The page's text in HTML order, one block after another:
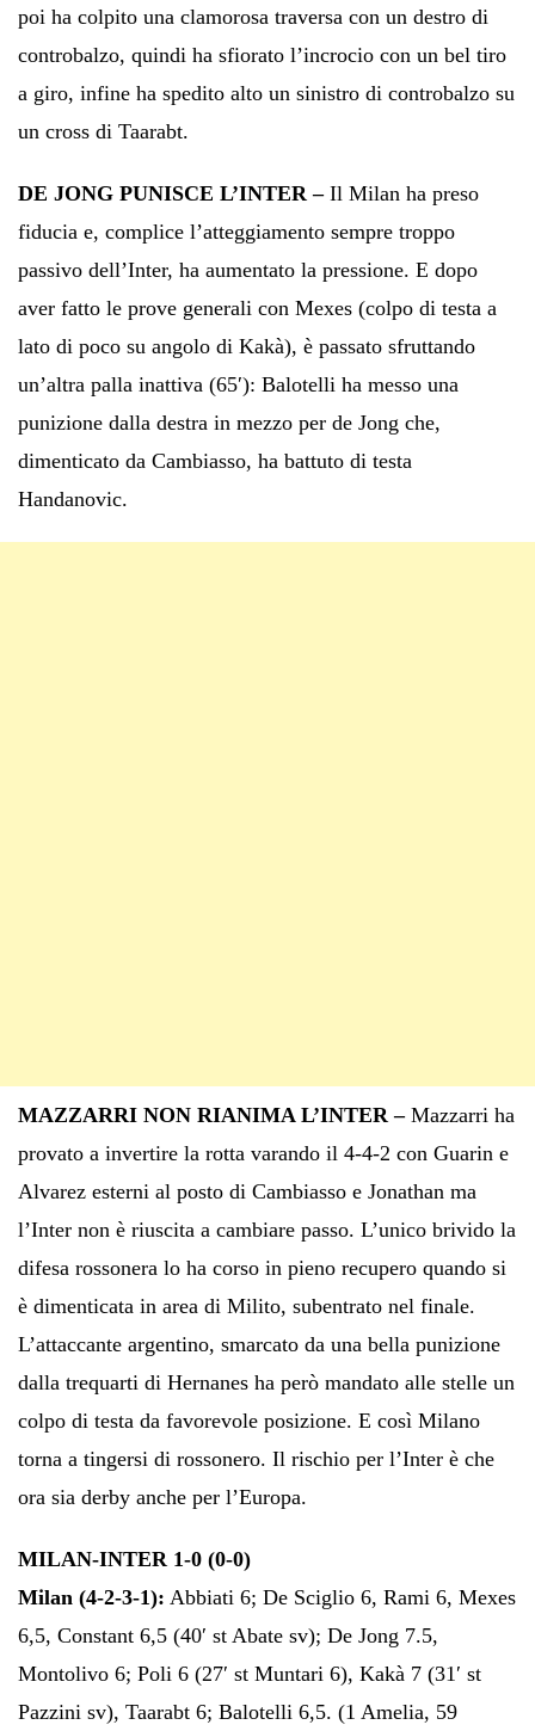
poi ha colpito una clamorosa traversa con un destro di
controbalzo, quindi ha sfiorato l’incrocio con un bel tiro
a giro, infine ha spedito alto un sinistro di controbalzo su
un cross di Taarabt.
DE JONG PUNISCE L’INTER – Il Milan ha preso
fiducia e, complice l’atteggiamento sempre troppo
passivo dell’Inter, ha aumentato la pressione. E dopo
aver fatto le prove generali con Mexes (colpo di testa a
lato di poco su angolo di Kakà), è passato sfruttando
un’altra palla inattiva (65′): Balotelli ha messo una
punizione dalla destra in mezzo per de Jong che,
dimenticato da Cambiasso, ha battuto di testa
Handanovic.
MAZZARRI NON RIANIMA L’INTER –Mazzarri ha
provato a invertire la rotta varando il 4-4-2 con Guarin e
Alvarez esterni al posto di Cambiasso e Jonathan ma
l’Inter non è riuscita a cambiare passo. L’unico brivido la
difesa rossonera lo ha corso in pieno recupero quando si
è dimenticata in area di Milito, subentrato nel finale.
L’attaccante argentino, smarcato da una bella punizione
dalla trequarti di Hernanes ha però mandato alle stelle un
colpo di testa da favorevole posizione. E così Milano
torna a tingersi di rossonero. Il rischio per l’Inter è che
ora sia derby anche per l’Europa.
MILAN-INTER 1-0 (0-0)
Milan (4-2-3-1): Abbiati 6; De Sciglio 6, Rami 6, Mexes
6,5, Constant 6,5 (40′ st Abate sv); De Jong 7.5,
Montolivo 6; Poli 6 (27′ st Muntari 6), Kakà 7 (31′ st
Pazzini sv), Taarabt 6; Balotelli 6,5. (1 Amelia, 59